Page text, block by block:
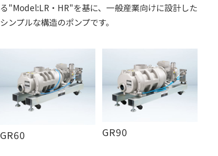
る"Model:LR・HR"を基に、一般産業向けに設計した
シンプルな構造のポンプです。
GR60 GR90